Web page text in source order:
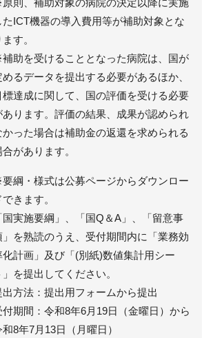
たICT機器の導入費用等が補助対象とな
ます。
助を受けることとなった病院は、国が
めるデータを提出する必要があるほか、
標達成に関して、国の評価を受ける必要
あります。評価の結果、成果が認められ
かった場合は補助金の返還を求められる
合があります。
綱・様式は公募ページからダウンロー
できます。
国実施要綱」、「国Q＆A」、「留意事
」を熟読のうえ、受付期間内に「業務効
化計画」及び「(別紙)数値集計用シー
」を提出してください。
出方法：提出用フォームから提出
付期間：令和8年6月19日（金曜日）から
和8年7月13日（月曜日）